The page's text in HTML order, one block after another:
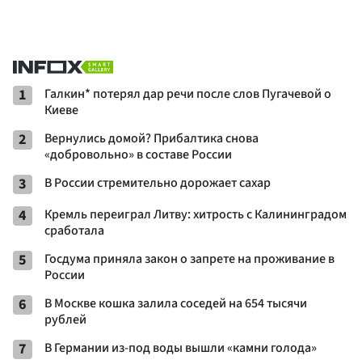
1
Галкин* потерял дар речи после слов Пугачевой о
Киеве
2
Вернулись домой? Прибалтика снова
«добровольно» в составе России
3 В России стремительно дорожает сахар
4
Кремль переиграл Литву: хитрость с Калининградом
сработала
5
Госдума приняла закон о запрете на проживание в
России
6
В Москве кошка залила соседей на 654 тысячи
рублей
7 В Германии из-под воды вышли «камни голода»